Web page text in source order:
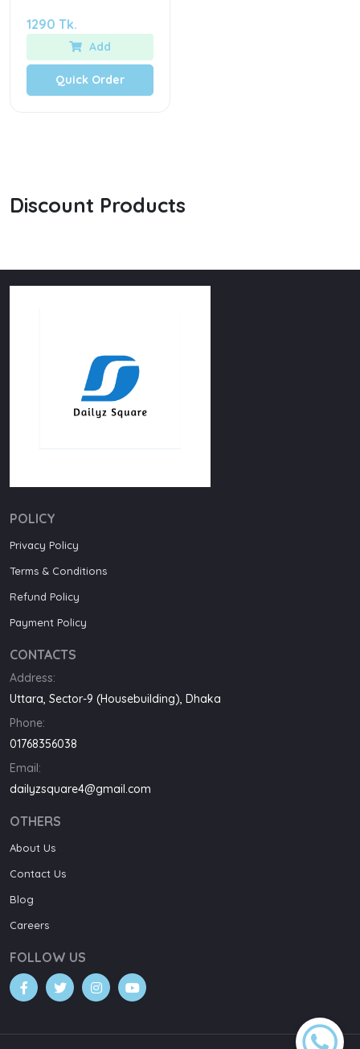
1290 Tk.
Add
Quick Order
Discount Products
POLICY
Privacy Policy
Terms & Conditions
Refund Policy
Payment Policy
CONTACTS
Address:
Uttara, Sector-9 (Housebuilding), Dhaka
Phone:
01768356038
Email:
dailyzsquare4@gmail.com
OTHERS
About Us
Contact Us
Blog
Careers
FOLLOW US